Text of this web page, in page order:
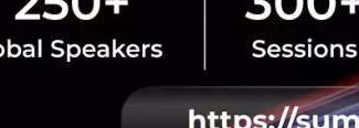
ดันการเติบโตของธุรกิจไทยออกต่างประเ
ประเทศไทยมาอยู่แถวหน้า พร้อมขับเคลื่อน
อย่างยั่งยืนแก่ประเทศไทย เป็นประโยชน์ต่
และประชาชนผู้มีส่วนเกี่ยวข้องด้านเทคโน